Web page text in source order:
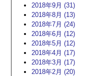
2018年9月 (31)
2018年8月 (13)
2018年7月 (24)
2018年6月 (12)
2018年5月 (12)
2018年4月 (17)
2018年3月 (17)
2018年2月 (20)